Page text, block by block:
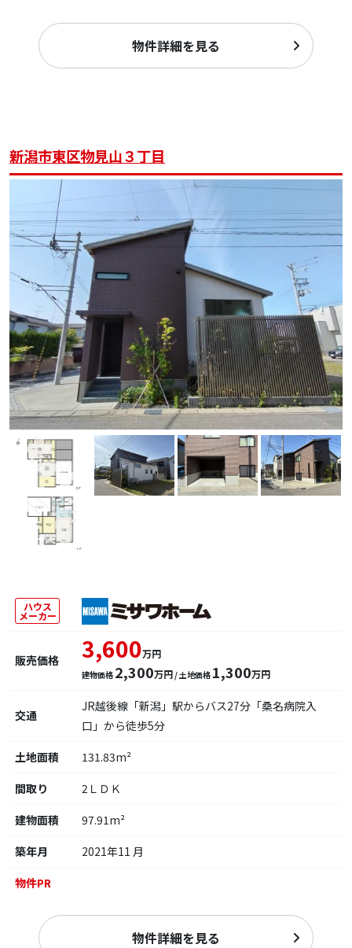
物件詳細を見る
新潟市東区物見山３丁目
ハウス
メーカー
販売価格 3,600万円
建物価格 2,300万円 / 土地価格 1,300万円
交通
JR越後線「新潟」駅からバス27分「桑名病院入
口」から徒歩5分
土地面積
131.83m²
間取り
2ＬＤＫ
建物面積
97.91m²
築年月
2021年11 月
物件PR
物件詳細を見る